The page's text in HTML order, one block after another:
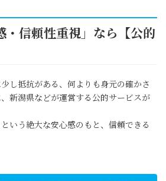
・信頼性重視」なら【公的
し抵抗がある、何よりも身元の確かさ
新潟県などが運営する公的サービスが
いう絶大な安心感のもと、信頼できる